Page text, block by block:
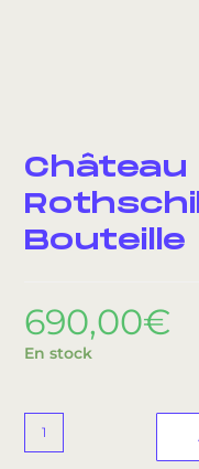
Bouteille
690,00€
En stock